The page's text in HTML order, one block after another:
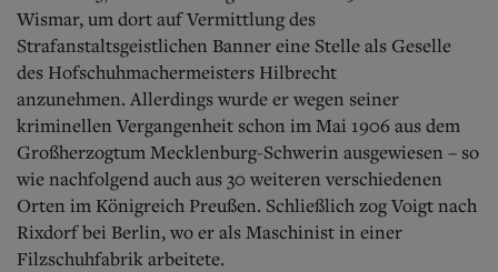
Wismar, um dort auf Vermittlung des
Strafanstaltsgeistlichen Banner eine Stelle als Geselle
des Hofschuhmachermeisters Hilbrecht
anzunehmen. Allerdings wurde er wegen seiner
kriminellen Vergangenheit schon im Mai 1906 aus dem
Großherzogtum Mecklenburg-Schwerin ausgewiesen – so
wie nachfolgend auch aus 30 weiteren verschiedenen
Orten im Königreich Preußen. Schließlich zog Voigt nach
Rixdorf bei Berlin, wo er als Maschinist in einer
Filzschuhfabrik arbeitete.